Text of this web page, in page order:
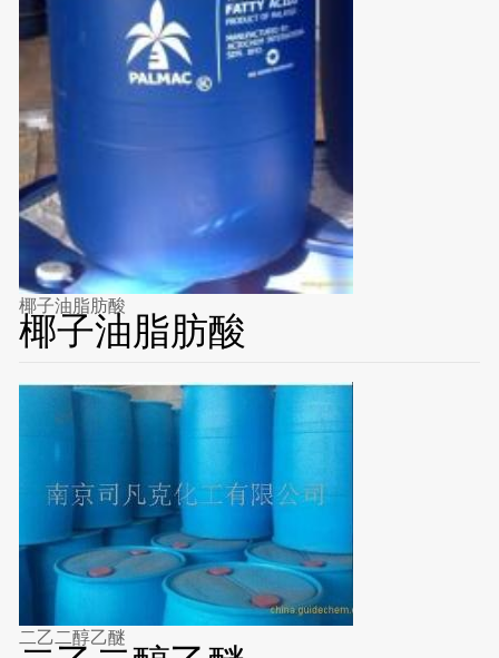
椰子油脂肪酸
椰子油脂肪酸
二乙二醇乙醚